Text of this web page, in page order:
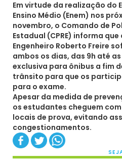
Em virtude da realização do
Ensino Médio (Enem) nos
novembro, o Comando de
Estadual (CPRE) informa
Engenheiro Roberto Freire
ambos os dias, das 9h até
exclusiva para ônibus a fim
trânsito para que os
para o exame.
Apesar da medida de
os estudantes cheguem
locais de prova, evitando
congestionamentos.